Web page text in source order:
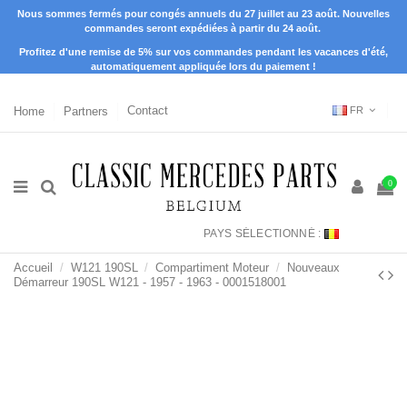
Nous sommes fermés pour congés annuels du 27 juillet au 23 août. Nouvelles
commandes seront expédiées à partir du 24 août.
Profitez d'une remise de 5% sur vos commandes pendant les vacances d'été,
automatiquement appliquée lors du paiement !
Home Partners Contact FR
0
PAYS SÉLECTIONNÉ :
Accueil W121 190SL Compartiment Moteur
Nouveaux
Démarreur 190SL W121 - 1957 - 1963 - 0001518001